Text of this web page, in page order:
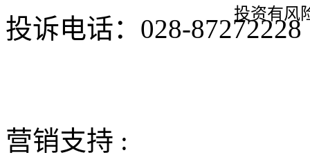
投资有风
投诉电话：028-
营销支持 :